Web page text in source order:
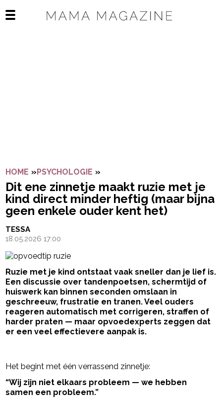
Open het mobiele menu
HOME »PSYCHOLOGIE »
Dit ene zinnetje maakt ruzie met je
kind direct minder heftig (maar bijna
geen enkele ouder kent het)
TESSA
18.05.2026 17:00
Ruzie met je kind ontstaat vaak sneller dan je lief is.
Een discussie over tandenpoetsen, schermtijd of
huiswerk kan binnen seconden omslaan in
geschreeuw, frustratie en tranen. Veel ouders
reageren automatisch met corrigeren, straffen of
harder praten — maar opvoedexperts zeggen dat
er een veel effectievere aanpak is.
Het begint met één verrassend zinnetje:
“Wij zijn niet elkaars probleem — we hebben
samen een probleem.”